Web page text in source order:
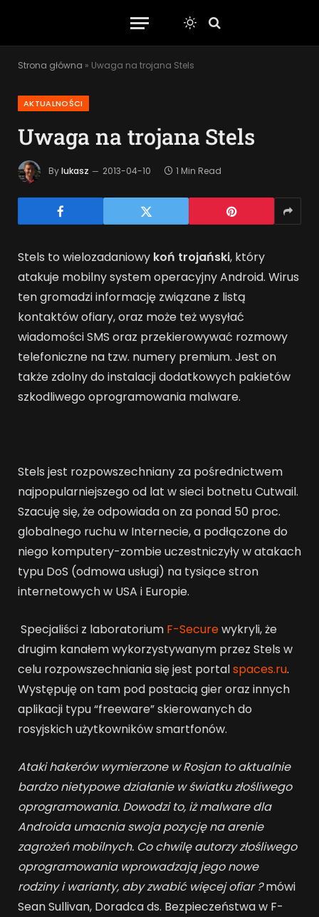
Strona główna » Uwaga na trojana Stels
AKTUALNOŚCI
Uwaga na trojana Stels
Bylukasz 2013-04-10 1 Min Read
Stels to wielozadaniowy koń trojański, który
atakuje mobilny system operacyjny Android. Wirus
ten gromadzi informację związane z listą
kontaktów ofiary, oraz może też wysyłać
wiadomości SMS oraz przekierowywać rozmowy
telefoniczne na tzw. numery premium. Jest on
także zdolny do instalacji dodatkowych pakietów
szkodliwego oprogramowania malware.
Stels jest rozpowszechniany za pośrednictwem
najpopularniejszego od lat w sieci botnetu Cutwail.
Szacuję się, że odpowiada on za ponad 50 proc.
globalnego ruchu w Internecie, a podłączone do
niego komputery-zombie uczestniczyły w atakach
typu DoS (odmowa usługi) na tysiące stron
internetowych w USA i Europie.
Specjaliści z laboratorium F-Securewykryli, że
drugim kanałem wykorzystywanym przez Stels w
celu rozpowszechniania się jest portalspaces.ru.
Występuję on tam pod postacią gier oraz innych
aplikacji typu “freeware” skierowanych do
rosyjskich użytkowników smartfonów.
Ataki hakerów wymierzone w Rosjan to aktualnie
bardzo nietypowe działanie w światku złośliwego
oprogramowania. Dowodzi to, iż malware dla
Androida umacnia swoja pozycję na arenie
zagrożeń mobilnych. Co chwilę autorzy złośliwego
oprogramowania wprowadzają jego nowe
rodziny i warianty, aby zwabić więcej ofiar ?mówi
Sean Sullivan, Doradca ds. Bezpieczeństwa w F-